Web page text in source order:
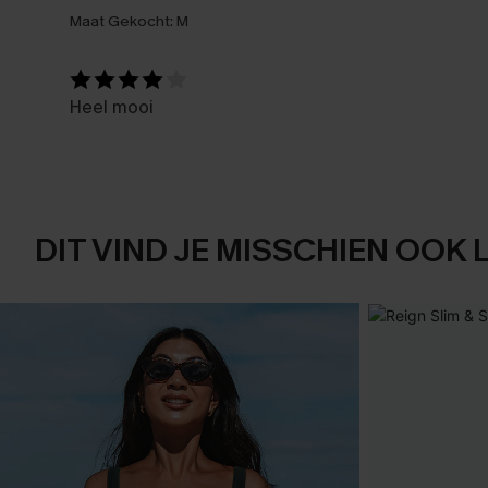
Maat Gekocht: M
Heel mooi
DIT VIND JE MISSCHIEN OOK